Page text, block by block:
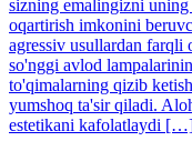
sizning emalingizni uning
oqartirish imkonini
agressiv usullardan
so'nggi avlod
to'qimalarning qizib
yumshoq ta'sir qiladi.
estetikani kafolatlaydi